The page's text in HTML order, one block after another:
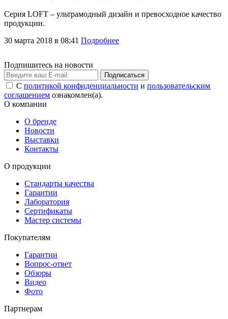
Серия LOFT – ультрамодный дизайн и превосходное качество
продукции.
30 марта 2018 в 08:41 Подробнее
Подпишитесь на новости
Подписаться
С политикой конфиденциальности и пользовательским
соглашением ознакомлен(а).
О компании
О бренде
Новости
Выставки
Контакты
О продукции
Стандарты качества
Гарантии
Лаборатория
Сертификаты
Мастер системы
Покупателям
Гарантии
Вопрос-ответ
Обзоры
Видео
Фото
Партнерам